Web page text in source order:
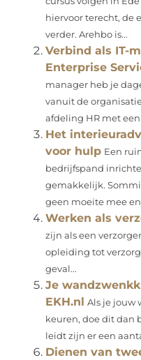
hiervoor terecht, de
verder. Arehbo is...
Verbind als IT-
Enterprise
manager heb je
vanuit de
afdeling HR met een
Het
voor hulp Een
bedrijfspand
gemakkelijk.
geen moeite mee
Werken als
zijn als een
opleiding tot
geval...
Je
EKH.nl
Als je jouw
keuren, doe dit dan
leidt zijn er een
Dienen van